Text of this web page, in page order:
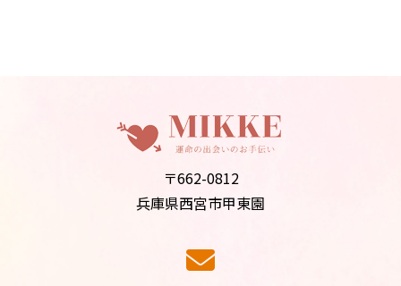
〒662-0812
兵庫県西宮市甲東園